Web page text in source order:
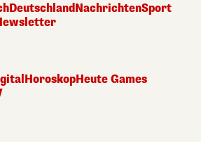
DeutschlandNachrichtenSport
HoroskopHeute Games